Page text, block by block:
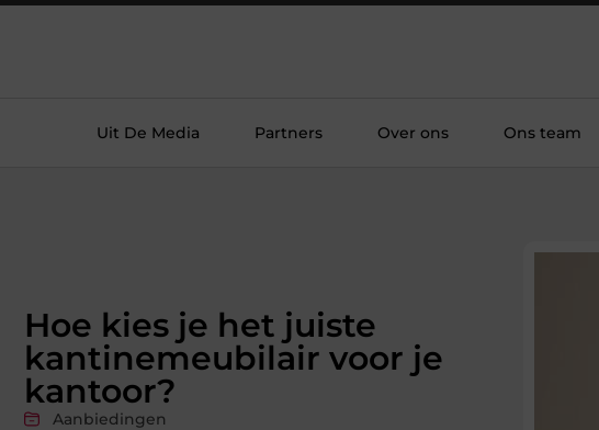
Uit De Media Partners Over ons Ons team
Hoe kies je het juiste
kantinemeubilair voor je
kantoor?
Aanbiedingen